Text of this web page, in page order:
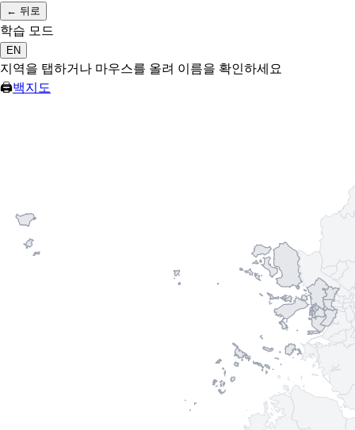
← 뒤로
학습 모드
EN
지역을 탭하거나 마우스를 올려 이름을 확인하세요
🖨백지도